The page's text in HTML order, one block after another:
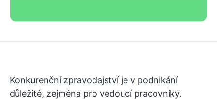
Konkurenční zpravodajství je v podnikání
důležité, zejména pro vedoucí pracovníky.